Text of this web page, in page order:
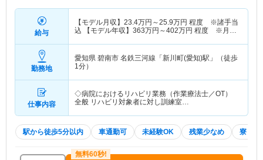
給与
【モデル月収】 23.4万円～25.9万円 程度 ※諸手当
込 【モデル年収】 363万円～402万円 程度 ※月収
勤務地
愛知県 碧南市 名鉄三河線「新川町(愛知)駅」（徒歩
1分）
仕事内容
◇病院におけるリハビリ業務（作業療法士／OT）
全般 リハビリ対象者に対し訓練室…
駅から徒歩5分以内 車通勤可 未経験OK 残業少なめ 寮・借